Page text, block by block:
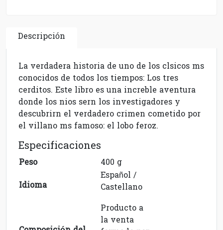
Descripción
La verdadera historia de uno de los clsicos ms
conocidos de todos los tiempos: Los tres
cerditos. Este libro es una increble aventura
donde los nios sern los investigadores y
descubrirn el verdadero crimen cometido por
el villano ms famoso: el lobo feroz.
Especificaciones
Peso
400 g
Idioma
Español /
Castellano
Producto a
la venta